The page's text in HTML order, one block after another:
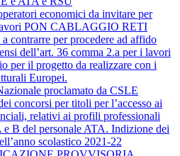
economici da invitare per
PON CABLAGGIO RETI
contrarre per procedere ad affido
dell’art. 36 comma 2.a per i lavori
per il progetto da realizzare con i
Europei.
proclamato da CSLE
concorsi per titoli per l’accesso ai
relativi ai profili professionali
e B del personale ATA. Indizione dei
scolastico 2021-22